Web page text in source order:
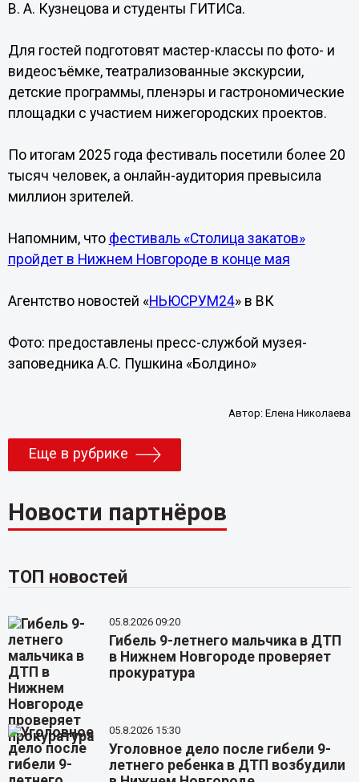
В. А. Кузнецова и студенты ГИТИСа.
Для гостей подготовят мастер-классы по фото- и
видеосъёмке, театрализованные экскурсии,
детские программы, пленэры и гастрономические
площадки с участием нижегородских проектов.
По итогам 2025 года фестиваль посетили более 20
тысяч человек, а онлайн-аудитория превысила
миллион зрителей.
Напомним, что фестиваль «Столица закатов»
пройдет в Нижнем Новгороде в конце мая
Агентство новостей «НЬЮСРУМ24» в ВК
Фото: предоставлены пресс-службой музея-
заповедника А.С. Пушкина «Болдино»
Автор:Елена Николаева
Еще в рубрике
Новости партнёров
ТОП новостей
05.8.2026 09:20
Гибель 9-летнего мальчика в ДТП
в Нижнем Новгороде проверяет
прокуратура
05.8.2026 15:30
Уголовное дело после гибели 9-
летнего ребенка в ДТП возбудили